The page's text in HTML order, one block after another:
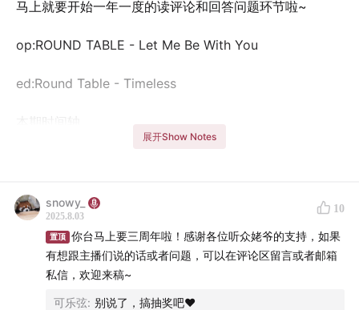
马上就要开始一年一度的读评论和回答问题环节啦~
op:ROUND TABLE - Let Me Be With You
ed:Round Table - Timeless
本期时间轴
2:23 被认证为“推理达人”说是
推心置理三周年预告: 又活一年
佐藤究《排爆组遭遇自旋》
展开Show Notes
snowy_
2025.8.03
10
置顶
你台马上要三周年啦！感谢各位听众姥爷的支持，如果
有想跟主播们说的话或者问题，可以在评论区留言或者邮箱
私信，欢迎来稿~
可乐弦: 别说了，搞抽奖吧❤️